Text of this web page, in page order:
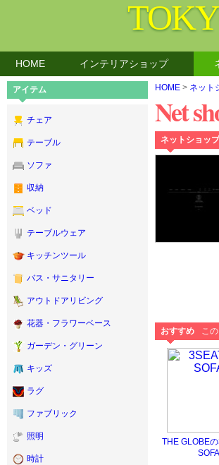
HOME インテリアショップ
アイテム
チェア
テーブル
ソファ
収納
ベッド
テーブルウェア
キッチンツール
バス・サニタリー
アウトドアリビング
花器・フラワーベース
ガーデン・グリーン
キッズ
ラグ
ファブリック
照明
時計
HOME > ネット
Net
ネットショップ
おすすめ こ
THE GLOBE
SOFA